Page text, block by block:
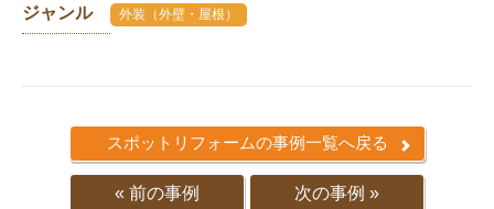
ジャンル 外装（外壁・屋根）
スポットリフォームの事例一覧へ戻る
« 前の事例 次の事例 »